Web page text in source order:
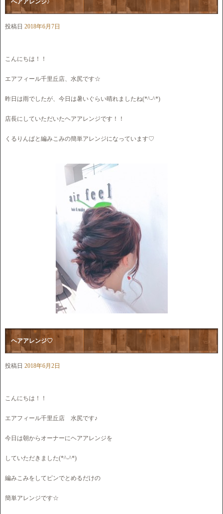
へアアレンジ♪
投稿日 2018年6月7日
こんにちは！！
エアフィール千里丘店、水尻です☆
昨日は雨でしたが、今日は暑いぐらい晴れましたね(*^-^*)
店長にしていただいたヘアアレンジです！！
くるりんぱと編みこみの簡単アレンジになっています♡
ヘアアレンジ♡
投稿日 2018年6月2日
こんにちは！！
エアフィール千里丘店 水尻です♪
今日は朝からオーナーにヘアアレンジを
していただきました(*^-^*)
編みこみをしてピンでとめるだけの
簡単アレンジです☆